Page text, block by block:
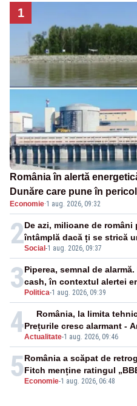
1
România în alertă
Dunăre care pune în
cunoscută de pe vremea lui
Economie·1 aug. 2026, 09:32
2Social -1 aug. 2026, 09:37
De azi, milioane de
întâmplă dacă ți se strică
3 Politica-1 aug. 2026, 09:39
Piperea, semnal de
cash, în contextul alertei
4Actualitate-1 aug. 2026, 09:46
România, la limita
Prețurile cresc alarmant -
5 Economie-1 aug. 2026, 06:48
România a scăpat de
Fitch menține ratingul